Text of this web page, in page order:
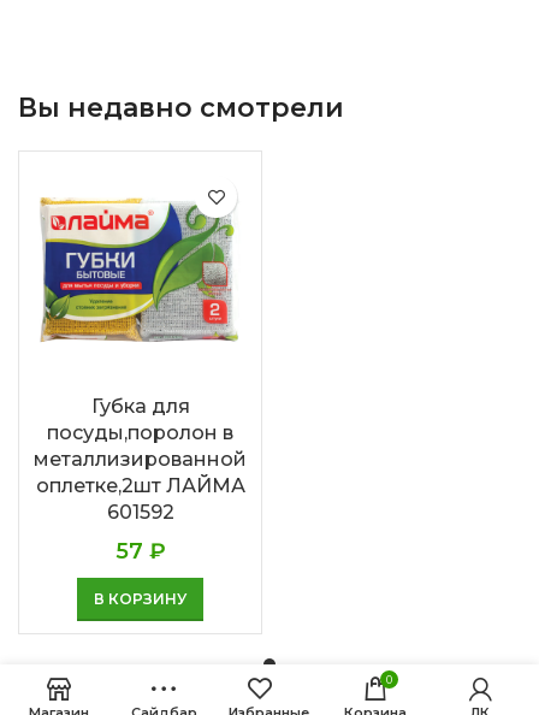
Вы недавно смотрели
Губка для
посуды,поролон в
металлизированной
оплетке,2шт ЛАЙМА
601592
57 ₽
В КОРЗИНУ
0